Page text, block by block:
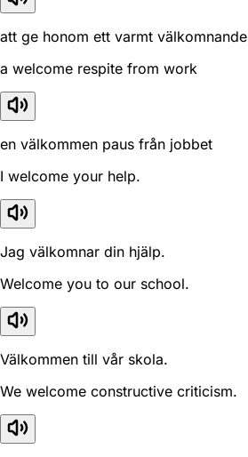
att ge honom ett varmt välkomnande
a welcome respite from work
en välkommen paus från jobbet
I welcome your help.
Jag välkomnar din hjälp.
Welcome you to our school.
Välkommen till vår skola.
We welcome constructive criticism.